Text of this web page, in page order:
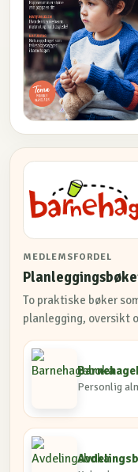
MEDLEMSFORDEL
To praktiske bøker
planlegging, oversikt
Personlig